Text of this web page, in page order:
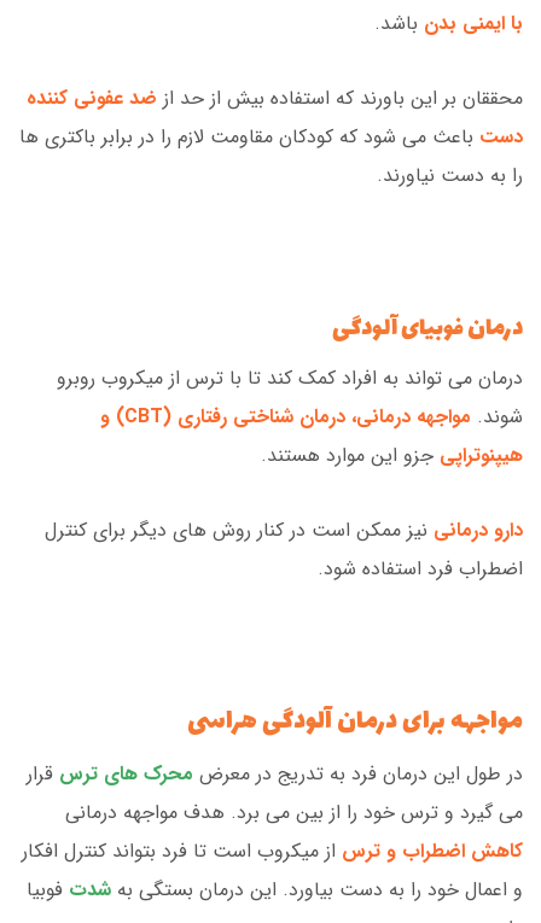
با ایمنی بدن باشد.
محققان بر این باورند که استفاده بیش از حد از ضد عفونی کننده
دست باعث می شود که کودکان مقاومت لازم را در برابر باکتری ها
را به دست نیاورند.
درمان فوبیای آلودگی
درمان می تواند به افراد کمک کند تا با ترس از میکروب روبرو
شوند.
مواجهه درمانی، درمان شناختی رفتاری (CBT) و
هیپنوتراپی جزو این موارد هستند.
دارو درمانی نیز ممکن است در کنار روش های دیگر برای کنترل
اضطراب فرد استفاده شود.
مواجهه برای درمان آلودگی هراسی
در طول این درمان فرد به تدریج در معرض محرک های ترس قرار
می گیرد و ترس خود را از بین می برد. هدف مواجهه درمانی
کاهش اضطراب و ترس از میکروب است تا فرد بتواند کنترل افکار
و اعمال خود را به دست بیاورد. این درمان بستگی به شدت فوبیا